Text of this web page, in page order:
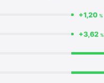
+1,20 %
+3,62 %